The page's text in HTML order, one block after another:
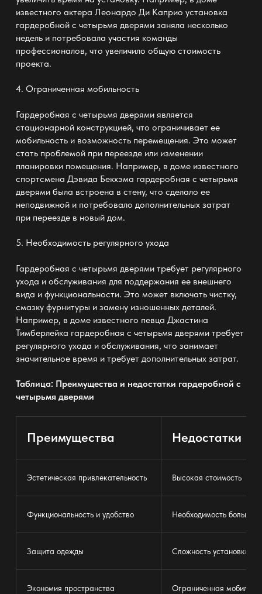
известного актера Леонардо Ди Каприо установка
гардеробной с четырьмя дверями заняла несколько
недель и потребовала участия команды
профессионалов, что увеличило общую стоимость
проекта.
4. Ограниченная мобильность
Гардеробная с четырьмя дверями является
стационарной конструкцией, что ограничивает ее
мобильность и возможность перемещения. Это может
стать проблемой при переезде или изменении
планировки помещения. Например, в доме известного
спортсмена Дэвида Бекхэма гардеробная с четырьмя
дверями была встроена в стену, что сделало ее
неподвижной и потребовало дополнительных затрат
при переезде в новый дом.
5. Необходимость регулярного ухода
Гардеробная с четырьмя дверями требует регулярного
ухода и обслуживания для поддержания ее внешнего
вида и функциональности. Это может включать чистку,
смазку фурнитуры и замену изношенных деталей.
Например, в доме известного певца Джастина
Тимберлейка гардеробная с четырьмя дверями требует
регулярного ухода и обслуживания, что занимает
значительное время и требует дополнительных затрат.
Таблица: Преимущества и недостатки гардеробной с
четырьмя дверями
Преимущества Недостатки
Эстетическая привлекательность Высокая стоимость
Функциональность и удобство Необходимость
Защита одежды Сложность установки
Экономия пространства Ограниченная